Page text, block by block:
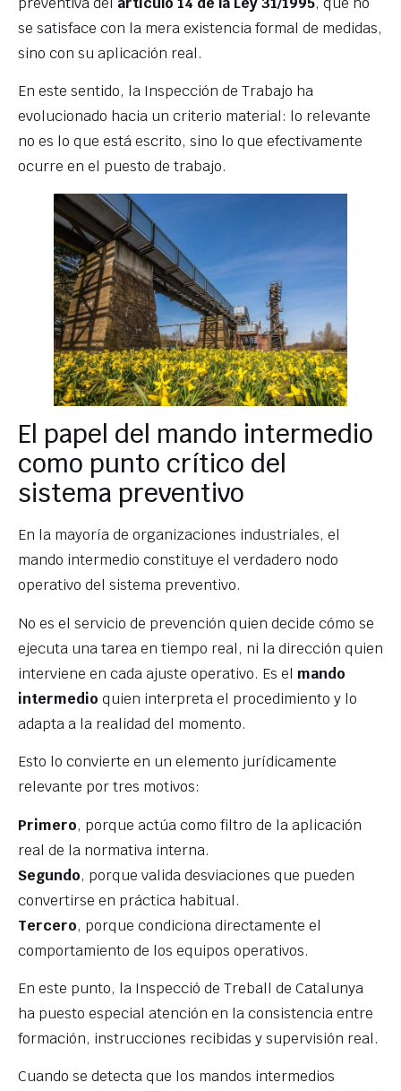
se satisface con la mera existencia formal de medidas,
sino con su aplicación real.
En este sentido, la Inspección de Trabajo ha
evolucionado hacia un criterio material: lo relevante
no es lo que está escrito, sino lo que efectivamente
ocurre en el puesto de trabajo.
El papel del mando intermedio
como punto crítico del
sistema preventivo
En la mayoría de organizaciones industriales, el
mando intermedio constituye el verdadero nodo
operativo del sistema preventivo.
No es el servicio de prevención quien decide cómo se
ejecuta una tarea en tiempo real, ni la dirección quien
interviene en cada ajuste operativo. Es el mando
intermedio quien interpreta el procedimiento y lo
adapta a la realidad del momento.
Esto lo convierte en un elemento jurídicamente
relevante por tres motivos:
Primero, porque actúa como filtro de la aplicación
real de la normativa interna.
Segundo, porque valida desviaciones que pueden
convertirse en práctica habitual.
Tercero, porque condiciona directamente el
comportamiento de los equipos operativos.
En este punto, la Inspecció de Treball de Catalunya
ha puesto especial atención en la consistencia entre
formación, instrucciones recibidas y supervisión real.
Cuando se detecta que los mandos intermedios